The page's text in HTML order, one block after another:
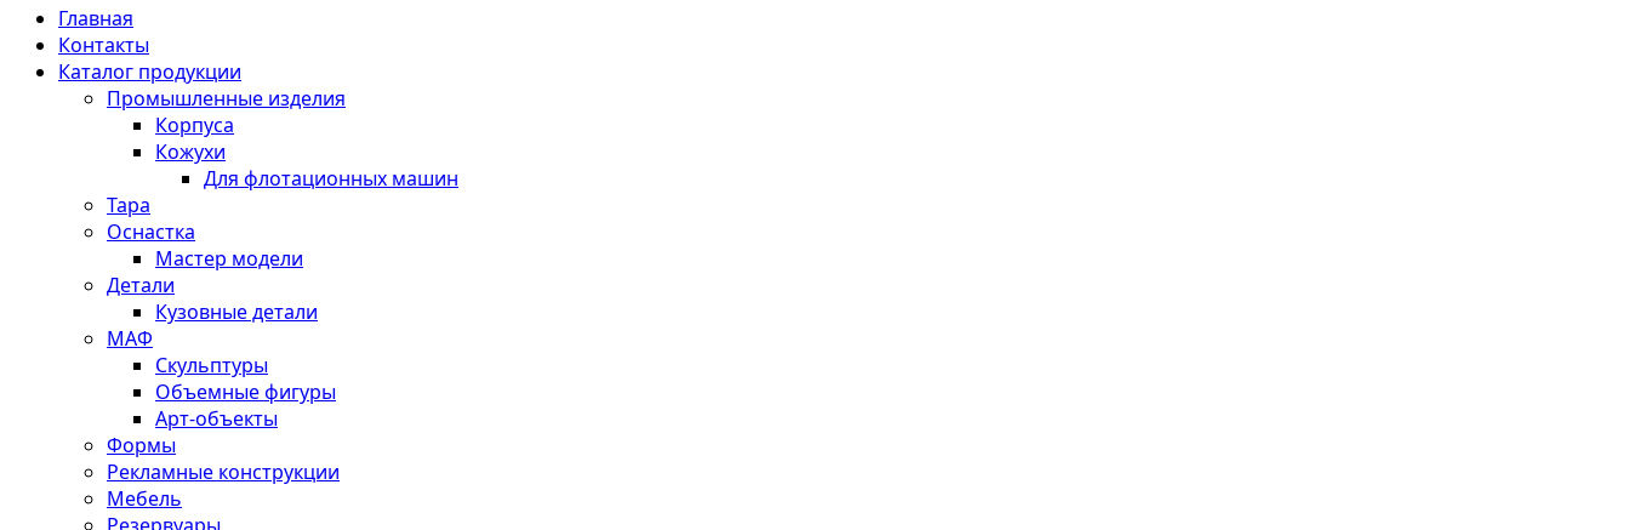
Главная
Контакты
Каталог продукции
Промышленные изделия
Корпуса
Кожухи
Для флотационных машин
Тара
Оснастка
Мастер модели
Детали
Кузовные детали
МАФ
Скульптуры
Объемные фигуры
Арт-объекты
Формы
Рекламные конструкции
Мебель